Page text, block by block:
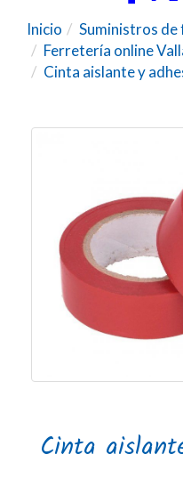
Inicio
Suministros
Ferretería online
Cinta aislante y
Cinta